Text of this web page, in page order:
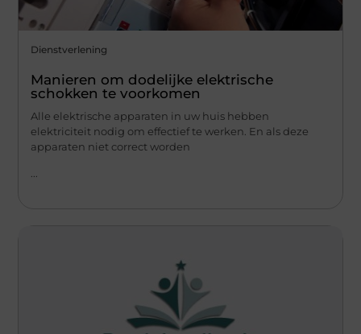
Dienstverlening
Manieren om dodelijke elektrische
schokken te voorkomen
Alle elektrische apparaten in uw huis hebben
elektriciteit nodig om effectief te werken. En als deze
apparaten niet correct worden
...